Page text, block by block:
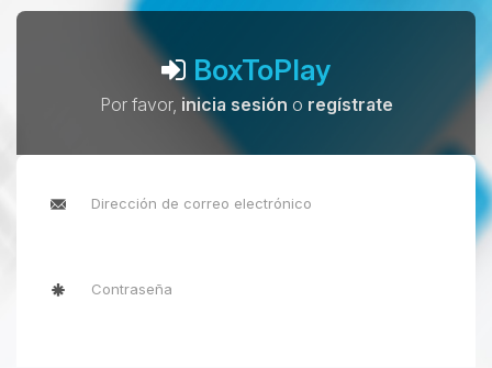
BoxToPlay
Por favor, inicia sesión o regístrate